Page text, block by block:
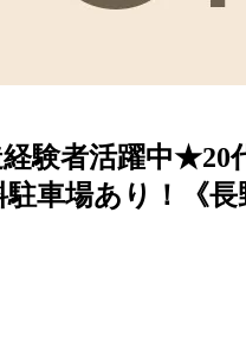
験者活躍中★20
車場あり！《長